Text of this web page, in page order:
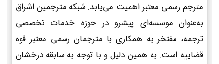
مترجم رسمی معتبر اهمیت می‌یابد. شبکه مترجمین اشراق
به‌عنوان موسسه‌ای پیشرو در حوزه خدمات تخصصی
ترجمه، مفتخر به همکاری با مترجمان رسمی معتبر قوه
قضاییه است. به همین دلیل و با توجه به سابقه درخشان